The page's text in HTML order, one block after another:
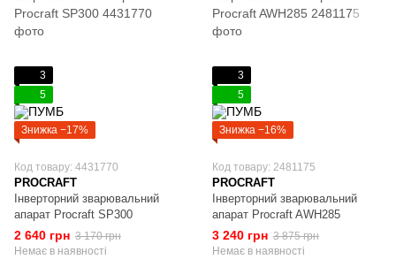
3
5
Знижка −17%
Код товару: 4431770
PROCRAFT
Інверторний зварювальний
апарат Procraft SP300
2 640 грн 3 170 грн
Немає в наявності
3
5
Знижка −16%
Код товару: 2481175
PROCRAFT
Інверторний зварювальний
апарат Procraft AWH285
3 240 грн 3 875 грн
Немає в наявності